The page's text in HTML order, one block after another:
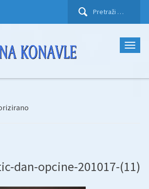
Pretraži:
dan-opcine-201017-(11)